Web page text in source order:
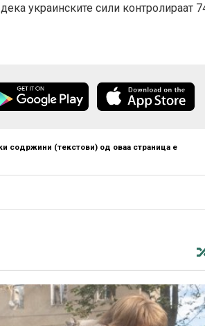
украинските сили контролираат
содржини (текстови) од оваа страница е